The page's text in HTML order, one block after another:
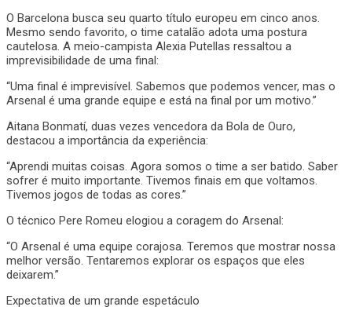
O Barcelona busca seu quarto título europeu em cinco anos.
Mesmo sendo favorito, o time catalão adota uma postura
cautelosa. A meio-campista Alexia Putellas ressaltou a
imprevisibilidade de uma final:
“Uma final é imprevisível. Sabemos que podemos vencer, mas o
Arsenal é uma grande equipe e está na final por um motivo.”
Aitana Bonmatí, duas vezes vencedora da Bola de Ouro,
destacou a importância da experiência:
“Aprendi muitas coisas. Agora somos o time a ser batido. Saber
sofrer é muito importante. Tivemos finais em que voltamos.
Tivemos jogos de todas as cores.”
O técnico Pere Romeu elogiou a coragem do Arsenal:
“O Arsenal é uma equipe corajosa. Teremos que mostrar nossa
melhor versão. Tentaremos explorar os espaços que eles
deixarem.”
Expectativa de um grande espetáculo